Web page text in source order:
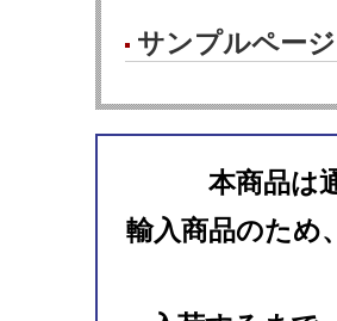
サンプルページ
本商品は
輸入商品のため